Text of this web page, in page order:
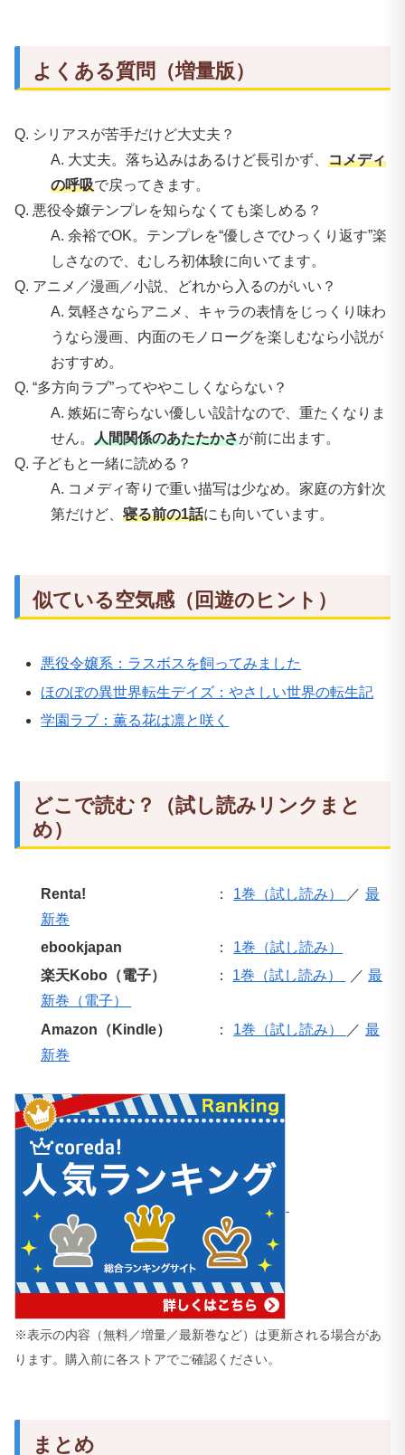
よくある質問（増量版）
Q. シリアスが苦手だけど大丈夫？
A. 大丈夫。落ち込みはあるけど長引かず、 コメディ
の呼吸で戻ってきます。
Q. 悪役令嬢テンプレを知らなくても楽しめる？
A. 余裕でOK。テンプレを“優しさでひっくり返す”楽
しさなので、むしろ初体験に向いてます。
Q. アニメ／漫画／小説、どれから入るのがいい？
A. 気軽さならアニメ、キャラの表情をじっくり味わ
うなら漫画、内面のモノローグを楽しむなら小説が
おすすめ。
Q. “多方向ラブ”ってややこしくならない？
A. 嫉妬に寄らない優しい設計なので、重たくなりま
せん。 人間関係のあたたかさが前に出ます。
Q. 子どもと一緒に読める？
A. コメディ寄りで重い描写は少なめ。家庭の方針次
第だけど、 寝る前の1話にも向いています。
似ている空気感（回遊のヒント）
悪役令嬢系：ラスボスを飼ってみました
ほのぼの異世界転生デイズ：やさしい世界の転生記
学園ラブ：薫る花は凛と咲く
どこで読む？（試し読みリンクまと
め）
Renta! ： 1巻（試し読み） ／ 最
新巻
ebookjapan
：
1巻（試し読み）
楽天Kobo（電子）
： 1巻（試し読み） ／最
新巻（電子）
Amazon（Kindle）
： 1巻（試し読み） ／ 最
新巻
※表示の内容（無料／増量／最新巻など）は更新される場合があ
ります。購入前に各ストアでご確認ください。
まとめ